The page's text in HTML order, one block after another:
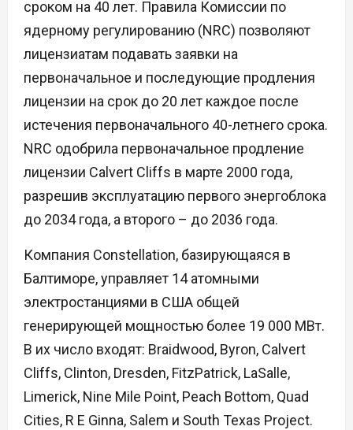
сроком на 40 лет. Правила Комиссии по
ядерному регулированию (NRC) позволяют
лицензиатам подавать заявки на
первоначальное и последующие продления
лицензии на срок до 20 лет каждое после
истечения первоначального 40-летнего срока.
NRC одобрила первоначальное продление
лицензии Calvert Cliffs в марте 2000 года,
разрешив эксплуатацию первого энергоблока
до 2034 года, а второго – до 2036 года.
Компания Constellation, базирующаяся в
Балтиморе, управляет 14 атомными
электростанциями в США общей
генерирующей мощностью более 19 000 МВт.
В их число входят: Braidwood, Byron, Calvert
Cliffs, Clinton, Dresden, FitzPatrick, LaSalle,
Limerick, Nine Mile Point, Peach Bottom, Quad
Cities, R E Ginna, Salem и South Texas Project.